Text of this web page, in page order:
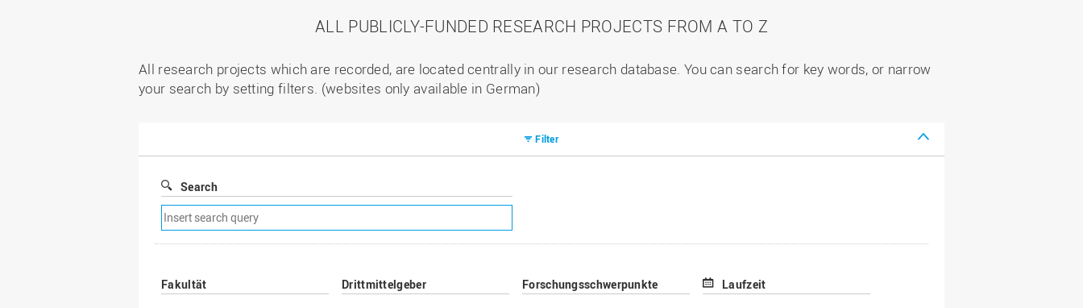
ALL PUBLICLY-FUNDED RESEARCH PROJECTS FROM A TO Z
All research projects which are recorded, are located centrally in our research database. You can search for key words, or narrow
your search by setting filters. (websites only available in German)
Filter
Search
Remove
search
filter
Fakultät
Drittmittelgeber
Forschungsschwerpunkte
Laufzeit